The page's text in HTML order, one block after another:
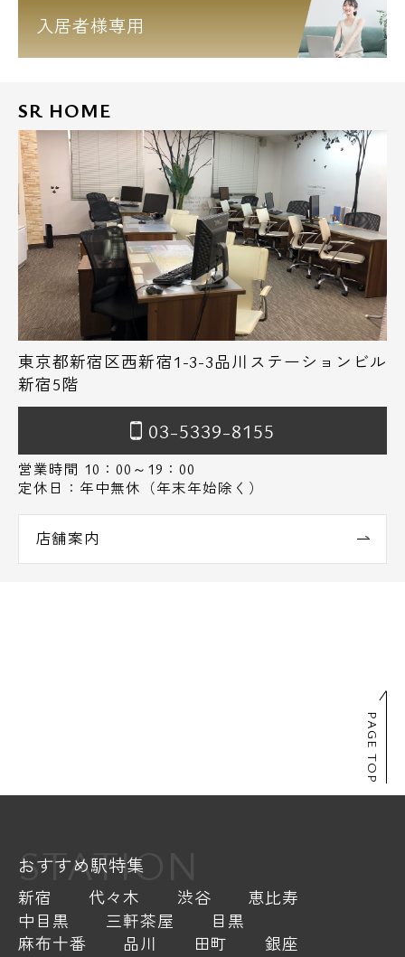
入居者様専用
SR HOME
東京都新宿区西新宿1-3-3品川ステーションビル
新宿5階
03-5339-8155
営業時間 10：00～19：00
定休日：年中無休（年末年始除く）
店舗案内
PAGE TOP
STATION
おすすめ駅特集
新宿 代々木 渋谷
恵比寿
中目黒
三軒茶屋
目黒
麻布十番
品川 田町
銀座